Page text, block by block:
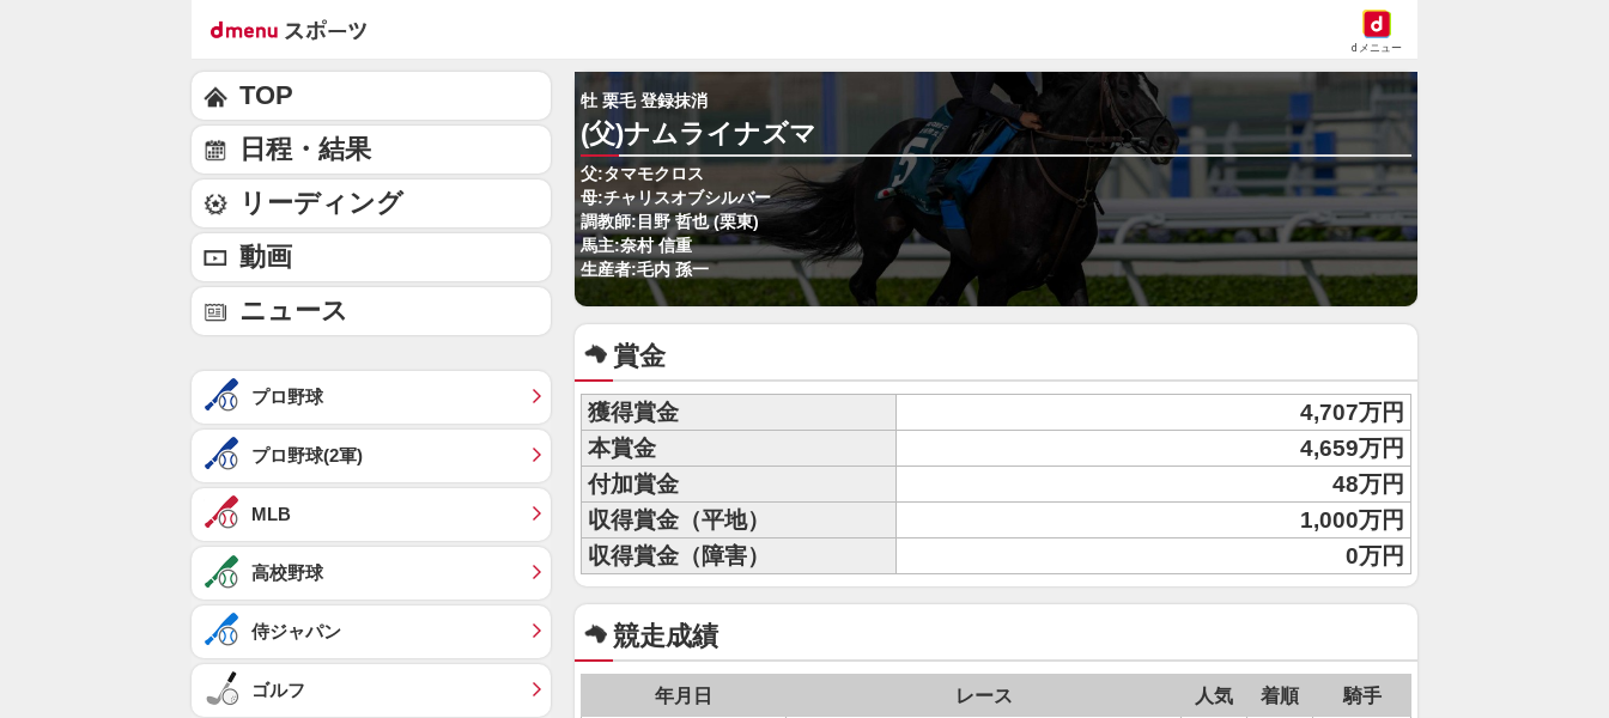
dメニュー
牡 栗毛 登録抹消
(父)ナムライナズマ
父:タマモクロス
母:チャリスオブシルバー
調教師:目野 哲也 (栗東)
馬主:奈村 信重
生産者:毛内 孫一
賞金
獲得賞金
4,707万円
本賞金
4,659万円
付加賞金
48万円
収得賞金（平地）
1,000万円
収得賞金（障害）
0万円
競走成績
年月日 レース 人気 着順 騎手
TOP
日程・結果
リーディング
動画
ニュース
プロ野球
プロ野球(2軍)
MLB
高校野球
侍ジャパン
ゴルフ